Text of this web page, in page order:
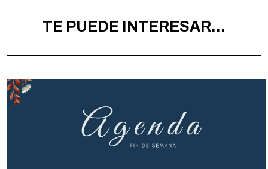
TE PUEDE INTERESAR...